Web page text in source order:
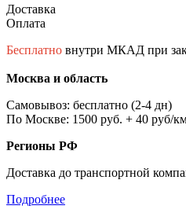
Доставка
Оплата
Бесплатно внутри МКАД при
Москва и область
Самовывоз: бесплатно (2-4 дн)
По Москве: 1500 руб. + 40 руб/
Регионы РФ
Доставка до транспортной
Подробнее